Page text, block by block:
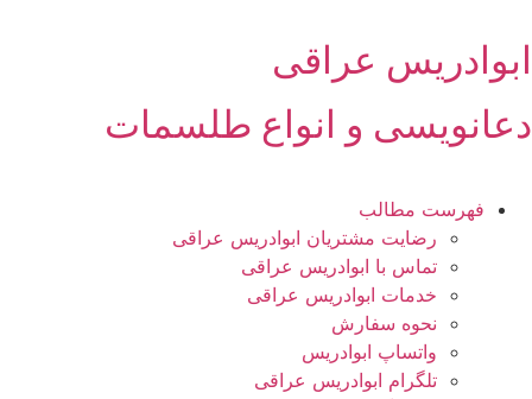
به
محتوا
ابوادریس عراقی
دعانویسی و انواع طلسمات
فهرست مطالب
رضایت مشتریان ابوادریس عراقی
تماس با ابوادریس عراقی
خدمات ابوادریس عراقی
نحوه سفارش
واتساپ ابوادریس
تلگرام ابوادریس عراقی